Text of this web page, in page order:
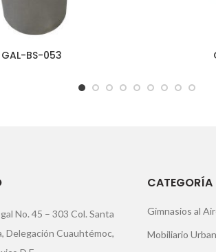
GAL-BS-053
No. 45 – 303 Col. Santa
Delegación Cuauhtémoc,
CATEGORÍA
Gimnasios al
Mobiliario